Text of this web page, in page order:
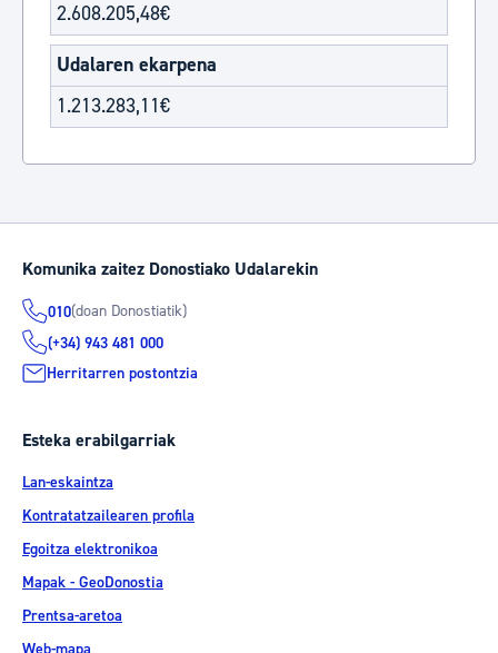
2.608.205,48€
Udalaren ekarpena
1.213.283,11€
Komunika zaitez Donostiako Udalarekin
010(doan Donostiatik)
(+34) 943 481 000
Herritarren postontzia
Esteka erabilgarriak
Lan-eskaintza
Kontratatzailearen profila
Egoitza elektronikoa
Mapak - GeoDonostia
Prentsa-aretoa